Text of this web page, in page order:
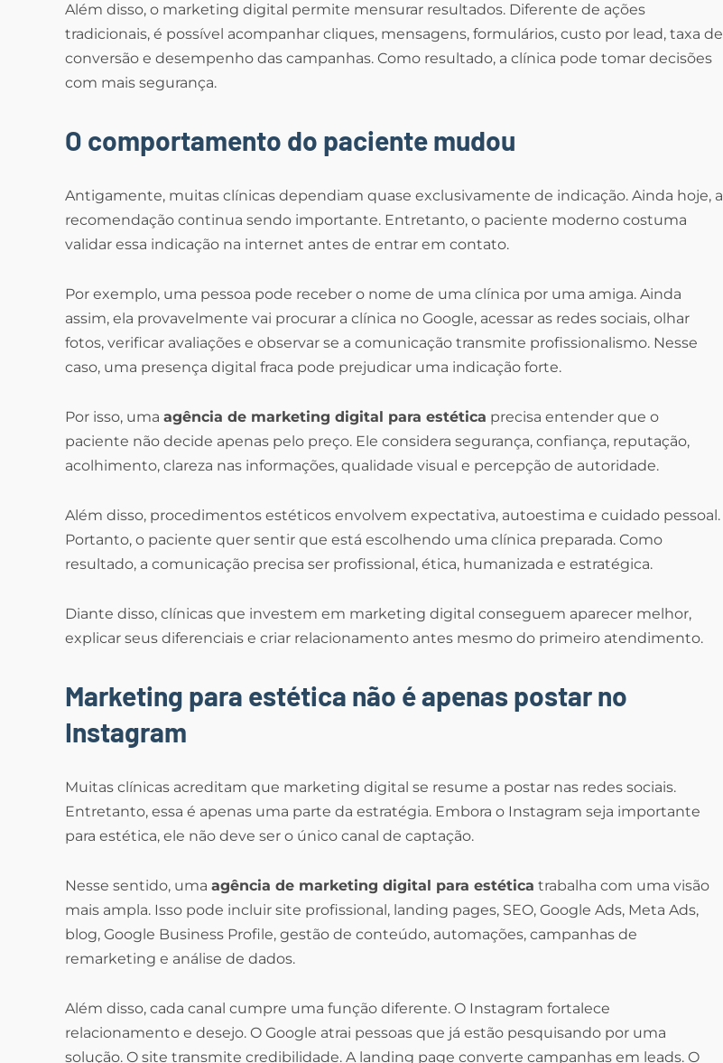
Além disso, o marketing digital permite mensurar resultados. Diferente de ações
tradicionais, é possível acompanhar cliques, mensagens, formulários, custo por lead, taxa de
conversão e desempenho das campanhas. Como resultado, a clínica pode tomar decisões
com mais segurança.
O comportamento do paciente mudou
Antigamente, muitas clínicas dependiam quase exclusivamente de indicação. Ainda hoje, a
recomendação continua sendo importante. Entretanto, o paciente moderno costuma
validar essa indicação na internet antes de entrar em contato.
Por exemplo, uma pessoa pode receber o nome de uma clínica por uma amiga. Ainda
assim, ela provavelmente vai procurar a clínica no Google, acessar as redes sociais, olhar
fotos, verificar avaliações e observar se a comunicação transmite profissionalismo. Nesse
caso, uma presença digital fraca pode prejudicar uma indicação forte.
Por isso, uma agência de marketing digital para estética precisa entender que o
paciente não decide apenas pelo preço. Ele considera segurança, confiança, reputação,
acolhimento, clareza nas informações, qualidade visual e percepção de autoridade.
Além disso, procedimentos estéticos envolvem expectativa, autoestima e cuidado pessoal.
Portanto, o paciente quer sentir que está escolhendo uma clínica preparada. Como
resultado, a comunicação precisa ser profissional, ética, humanizada e estratégica.
Diante disso, clínicas que investem em marketing digital conseguem aparecer melhor,
explicar seus diferenciais e criar relacionamento antes mesmo do primeiro atendimento.
Marketing para estética não é apenas postar no
Instagram
Muitas clínicas acreditam que marketing digital se resume a postar nas redes sociais.
Entretanto, essa é apenas uma parte da estratégia. Embora o Instagram seja importante
para estética, ele não deve ser o único canal de captação.
Nesse sentido, uma agência de marketing digital para estética trabalha com uma visão
mais ampla. Isso pode incluir site profissional, landing pages, SEO, Google Ads, Meta Ads,
blog, Google Business Profile, gestão de conteúdo, automações, campanhas de
remarketing e análise de dados.
Além disso, cada canal cumpre uma função diferente. O Instagram fortalece
relacionamento e desejo. O Google atrai pessoas que já estão pesquisando por uma
solução. O site transmite credibilidade. A landing page converte campanhas em leads. O